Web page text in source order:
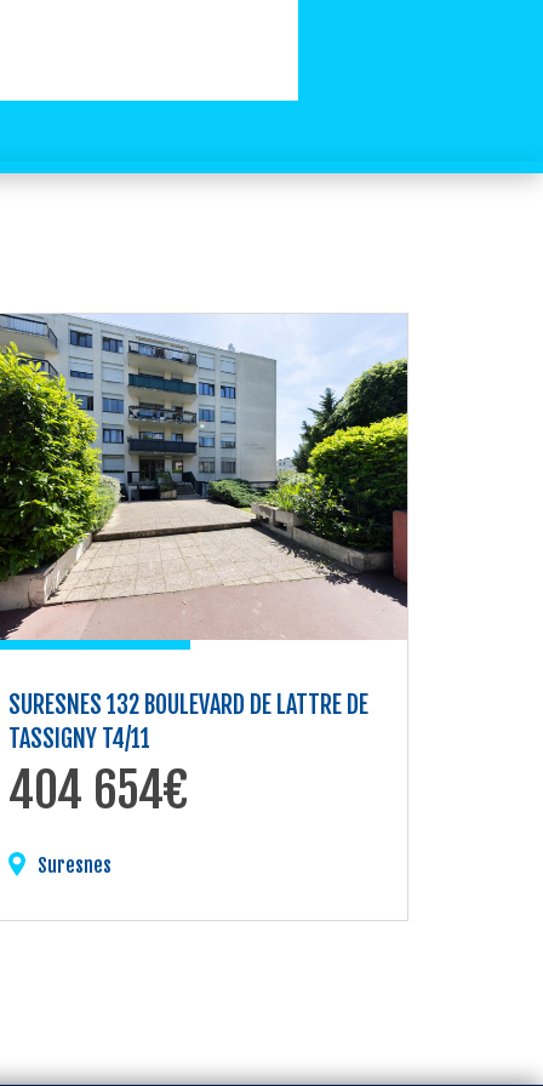
SURESNES 132 BOULEVARD DE LATTRE DE
TASSIGNY T4/11
404 654€
Suresnes